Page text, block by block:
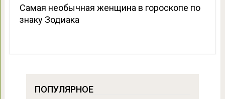
Cамая необычная женщина в гороскопе по
знаку Зодиака
ПОПУЛЯРНОЕ